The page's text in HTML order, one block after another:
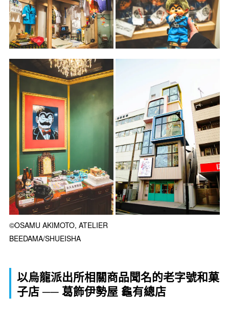
©OSAMU AKIMOTO, ATELIER
BEEDAMA/SHUEISHA
以烏龍派出所相關商品聞名的老字號和菓
子店 ── 葛飾伊勢屋 龜有總店